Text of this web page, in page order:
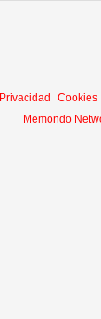
Privacidad Cookies
Memondo